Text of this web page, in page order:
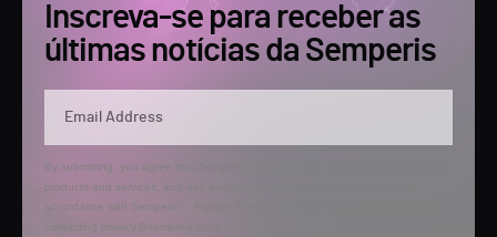
Inscreva-se para receber as
últimas notícias da Semperis
By submitting, you agree that Semperis may send you information regarding its
products and services, and use and process your personal information in
accordance with Semperis’
contacting privacy@semperis.com.